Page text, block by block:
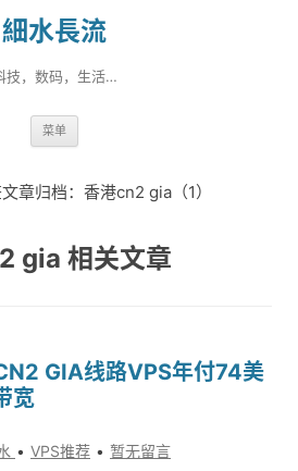
細水長流
技，数码，生活…
菜单
到
章归档：香港cn2 gia（1）
gia 相关文章
GIA线路VPS年付74美
宽
VPS推荐 暂无留言